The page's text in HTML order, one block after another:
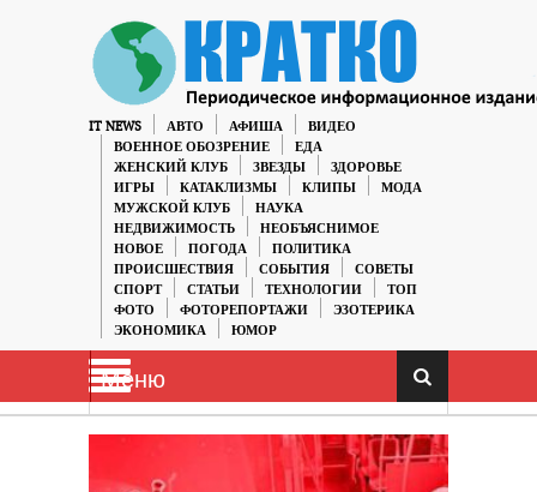
IT NEWS АВТО АФИША
ВИДЕО
ВОЕННОЕ ОБОЗРЕНИЕ
ЕДА
ЖЕНСКИЙ КЛУБ
ЗВЕЗДЫ
ЗДОРОВЬЕ
ИГРЫ
КАТАКЛИЗМЫ КЛИПЫ
МОДА
МУЖСКОЙ КЛУБ
НАУКА
НЕДВИЖИМОСТЬ
НЕОБЪЯСНИМОЕ
НОВОЕ
ПОГОДА
ПОЛИТИКА
ПРОИСШЕСТВИЯ
СОБЫТИЯ
СОВЕТЫ
СПОРТ
СТАТЬИ ТЕХНОЛОГИИ
ТОП
ФОТО
ФОТОРЕПОРТАЖИ
ЭЗОТЕРИКА
ЭКОНОМИКА
ЮМОР
Меню